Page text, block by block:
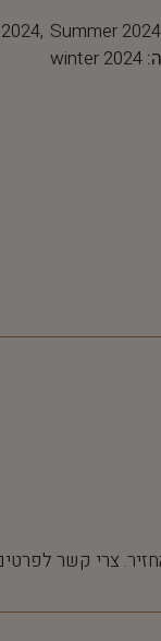
Summer 2024
winter 2024
צרי קשר